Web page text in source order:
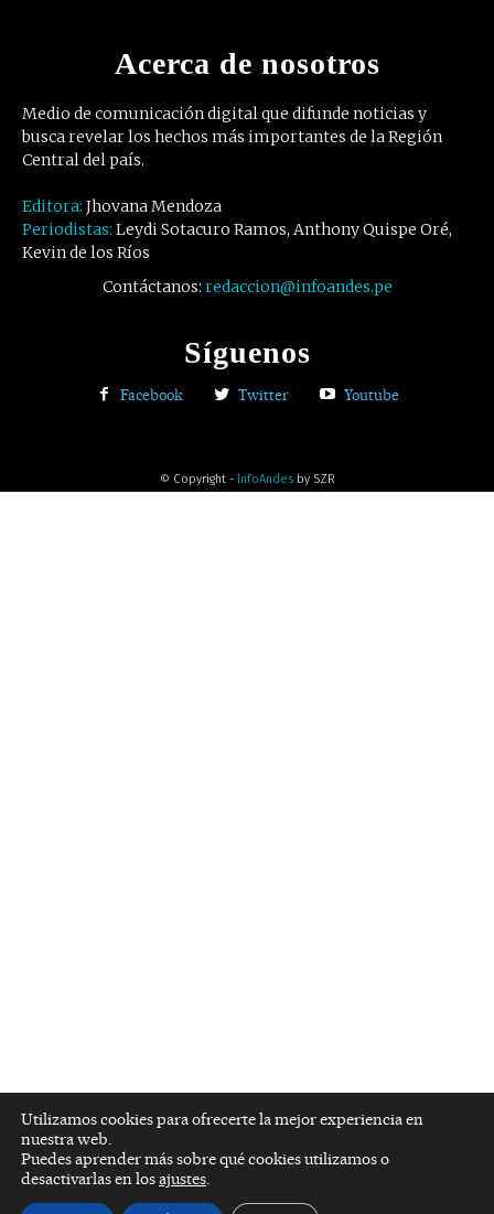
Acerca de nosotros
Medio de comunicación digital que difunde noticias y
busca revelar los hechos más importantes de la Región
Central del país.
Editora: Jhovana Mendoza
Periodistas: Leydi Sotacuro Ramos, Anthony Quispe Oré,
Kevin de los Ríos
Contáctanos: redaccion@infoandes.pe
Síguenos
Facebook Twitter Youtube
© Copyright - InfoAndesby SZR
Utilizamos cookies para ofrecerte la mejor experiencia en
nuestra web.
Puedes aprender más sobre qué cookies utilizamos o
desactivarlas en losajustes.